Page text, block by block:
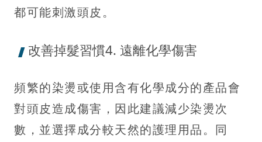
都可能刺激頭皮。
改善掉髮習慣4. 遠離化學傷害
頻繁的染燙或使用含有化學成分的產品會
對頭皮造成傷害，因此建議減少染燙次
數，並選擇成分較天然的護理用品。同